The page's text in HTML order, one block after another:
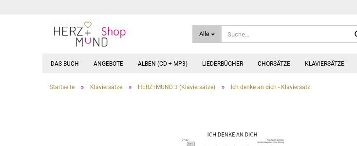
Alle
DAS BUCH ANGEBOTE ALBEN (CD + MP3) LIEDERBÜCHER CHORSÄTZE KLAVIERSÄTZE
Startseite » Klaviersätze » HERZ+MUND 3 (Klaviersätze) » Ich denke an dich - Klaviersatz